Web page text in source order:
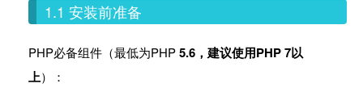
1.1 安装前准备
PHP必备组件（最低为PHP5.6，建议使用PHP 7以
上）：